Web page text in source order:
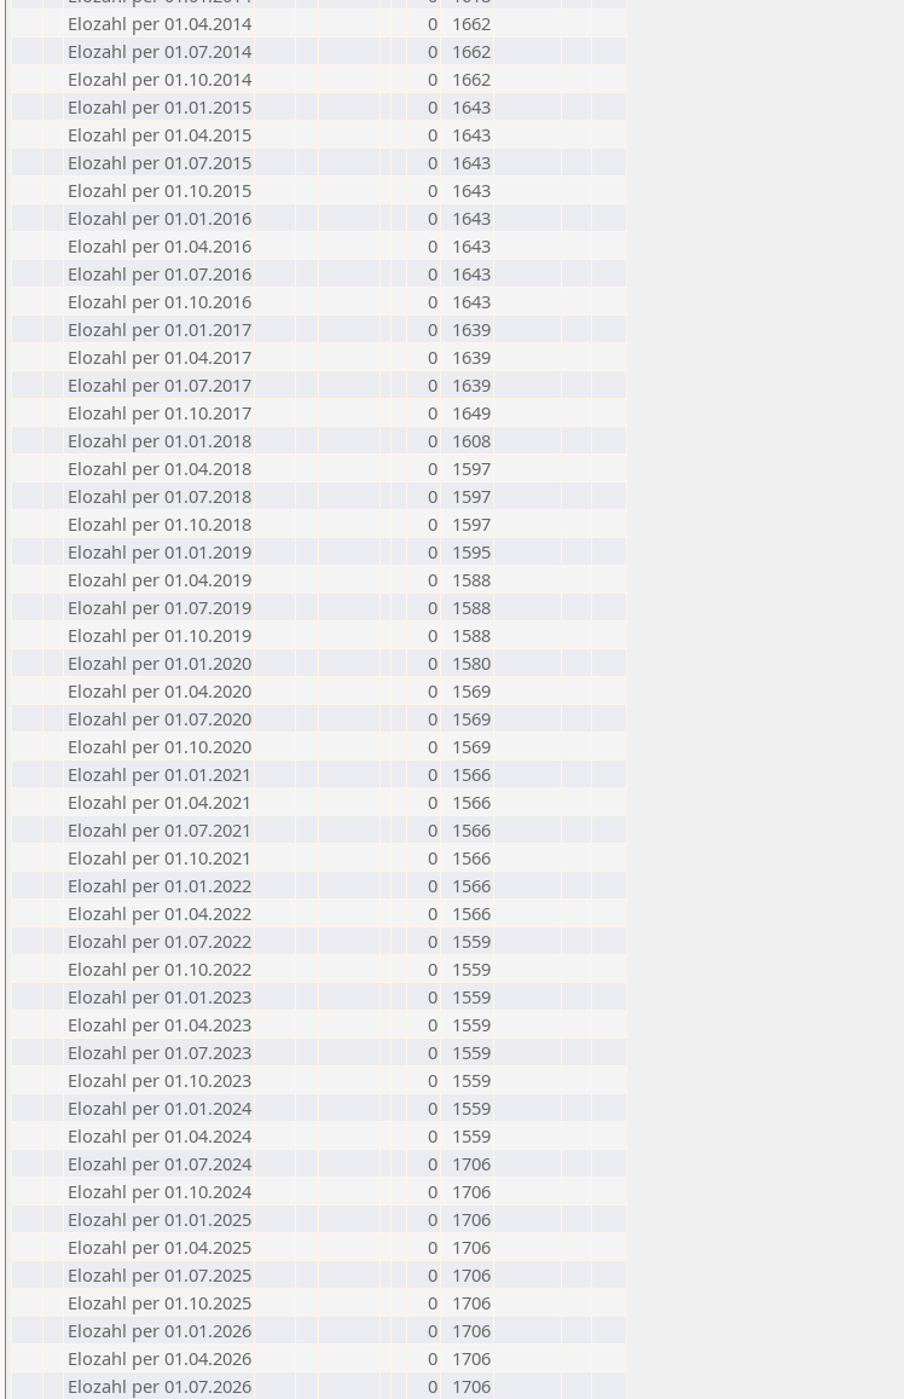
Elozahl per 01.04.2014
0
1662
Elozahl per 01.07.2014
0
1662
Elozahl per 01.10.2014
0
1662
Elozahl per 01.01.2015
0
1643
Elozahl per 01.04.2015
0
1643
Elozahl per 01.07.2015
0
1643
Elozahl per 01.10.2015
0
1643
Elozahl per 01.01.2016
0
1643
Elozahl per 01.04.2016
0
1643
Elozahl per 01.07.2016
0
1643
Elozahl per 01.10.2016
0
1643
Elozahl per 01.01.2017
0
1639
Elozahl per 01.04.2017
0
1639
Elozahl per 01.07.2017
0
1639
Elozahl per 01.10.2017
0
1649
Elozahl per 01.01.2018
0
1608
Elozahl per 01.04.2018
0
1597
Elozahl per 01.07.2018
0
1597
Elozahl per 01.10.2018
0
1597
Elozahl per 01.01.2019
0
1595
Elozahl per 01.04.2019
0
1588
Elozahl per 01.07.2019
0
1588
Elozahl per 01.10.2019
0
1588
Elozahl per 01.01.2020
0
1580
Elozahl per 01.04.2020
0
1569
Elozahl per 01.07.2020
0
1569
Elozahl per 01.10.2020
0
1569
Elozahl per 01.01.2021
0
1566
Elozahl per 01.04.2021
0
1566
Elozahl per 01.07.2021
0
1566
Elozahl per 01.10.2021
0
1566
Elozahl per 01.01.2022
0
1566
Elozahl per 01.04.2022
0
1566
Elozahl per 01.07.2022
0
1559
Elozahl per 01.10.2022
0
1559
Elozahl per 01.01.2023
0
1559
Elozahl per 01.04.2023
0
1559
Elozahl per 01.07.2023
0
1559
Elozahl per 01.10.2023
0
1559
Elozahl per 01.01.2024
0
1559
Elozahl per 01.04.2024
0
1559
Elozahl per 01.07.2024
0
1706
Elozahl per 01.10.2024
0
1706
Elozahl per 01.01.2025
0
1706
Elozahl per 01.04.2025
0
1706
Elozahl per 01.07.2025
0
1706
Elozahl per 01.10.2025
0
1706
Elozahl per 01.01.2026
0
1706
Elozahl per 01.04.2026
0
1706
Elozahl per 01.07.2026
0 1706